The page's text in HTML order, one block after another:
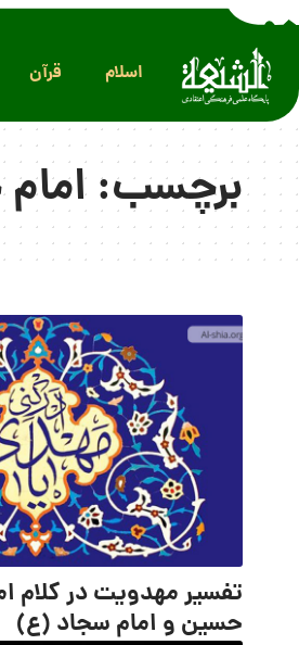
اسلام قرآن
برچسب:
تفسیر مهدویت در کلام
حسین و امام سجاد (ع)